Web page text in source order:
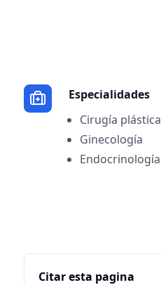
Especialidades
Cirugía plástica
Ginecología
Endocrinología
Citar esta pagina